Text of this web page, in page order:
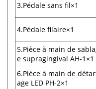
3.Pédale sans fil×1
4.Pédale filaire×1
5.Pièce à main de
e supragingival AH-1×1
6.Pièce à main de
age LED PH-2×1